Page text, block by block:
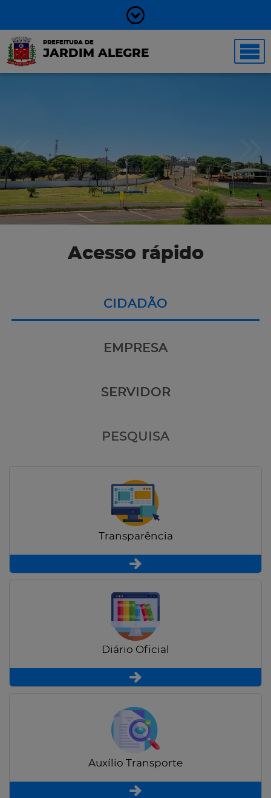
PREFEITURA DE
JARDIM ALEGRE
Acesso rápido
CIDADÃO
EMPRESA
SERVIDOR
PESQUISA
Transparência
Diário Oficial
Auxílio Transporte